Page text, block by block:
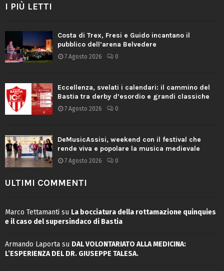
I PIÙ LETTI
Costa di Trex, Fresi e Guido incantano il
pubblico dell’arena Belvedere
7 Agosto 2026 0
Eccellenza, svelati i calendari: il cammino del
Bastia tra derby d’esordio e grandi classiche
7 Agosto 2026 0
DeMusicAssisi, weekend con il festival che
rende viva e popolare la musica medievale
7 Agosto 2026 0
ULTIMI COMMENTI
Marco Tettamanti su La bocciatura della rottamazione quinquies
e il caso del supersindaco di Bastia
Armando Laporta su DAL VOLONTARIATO ALLA MEDICINA:
L’ESPERIENZA DEL DR. GIUSEPPE TALESA.